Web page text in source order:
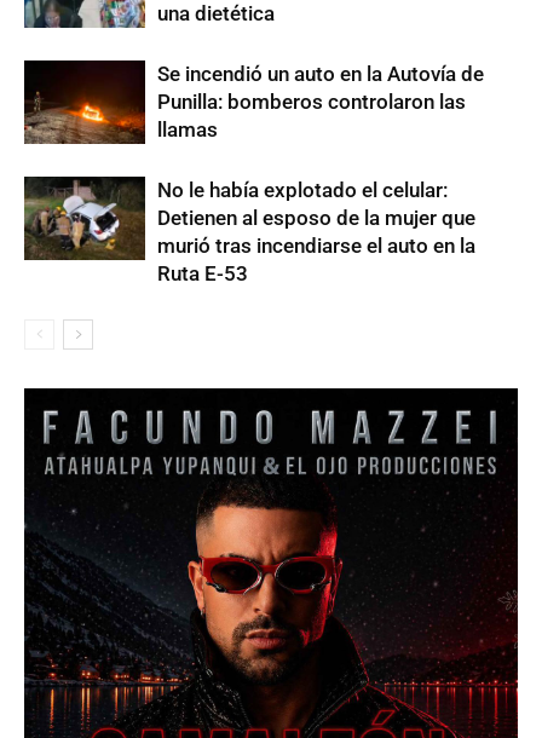
una dietética
Se incendió un auto en la Autovía de
Punilla: bomberos controlaron las
llamas
No le había explotado el celular:
Detienen al esposo de la mujer que
murió tras incendiarse el auto en la
Ruta E-53